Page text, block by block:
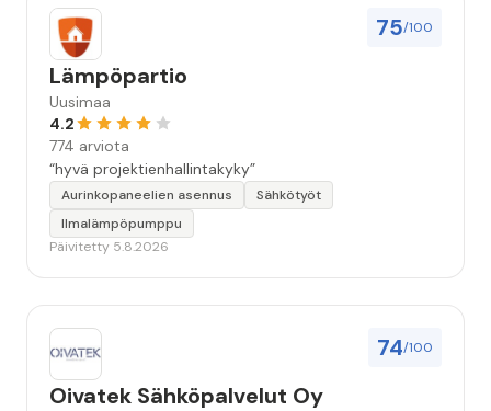
75/100
Lämpöpartio
Uusimaa
4.2
774 arviota
“hyvä projektienhallintakyky”
Aurinkopaneelien asennus
Sähkötyöt
Ilmalämpöpumppu
Päivitetty 5.8.2026
74/100
Oivatek Sähköpalvelut Oy